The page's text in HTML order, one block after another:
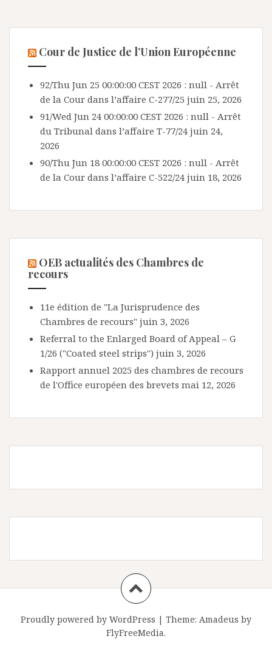
Cour de Justice de l’Union Européenne
92/Thu Jun 25 00:00:00 CEST 2026 : null - Arrêt
de la Cour dans l’affaire C-277/25 juin 25, 2026
91/Wed Jun 24 00:00:00 CEST 2026 : null - Arrêt
du Tribunal dans l’affaire T-77/24 juin 24,
2026
90/Thu Jun 18 00:00:00 CEST 2026 : null - Arrêt
de la Cour dans l’affaire C-522/24 juin 18, 2026
OEB actualités des Chambres de
recours
11e édition de "La Jurisprudence des
Chambres de recours" juin 3, 2026
Referral to the Enlarged Board of Appeal – G
1/26 ("Coated steel strips") juin 3, 2026
Rapport annuel 2025 des chambres de recours
de l'Office européen des brevets mai 12, 2026
Proudly powered by WordPress | Theme: Amadeus by
FlyFreeMedia.